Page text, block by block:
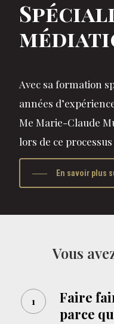
Avec sa formation
années
Me Marie-Claude
lors de ce
En savoir plus
Vous
faire
son
Faire
parce